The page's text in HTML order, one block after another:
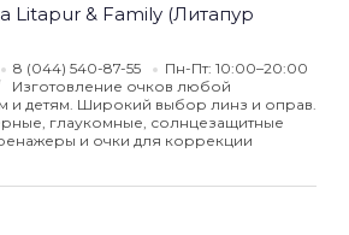
Litapur & Family (Литапур
8 (044) 540-87-55
Пн-Пт: 10:00–20:00
Изготовление очков любой
и детям. Широкий выбор линз и оправ.
глаукомные, солнцезащитные
и очки для коррекции